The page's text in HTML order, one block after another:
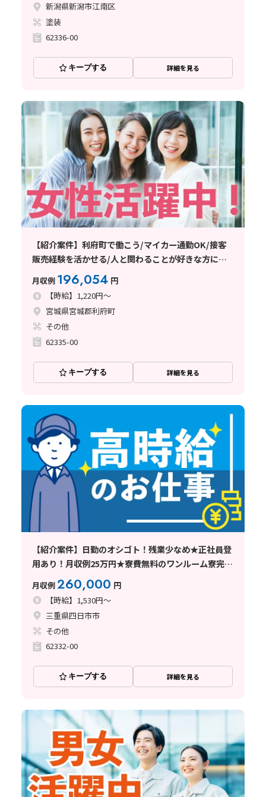
新潟県新潟市江南区
塗装
62336-00
キープする 詳細を見る
【紹介案件】利府町で働こう/マイカー通勤OK/接客
販売経験を活かせる/人と関わることが好きな方にオ
月収例 196,054 円
【時給】1,220円～
宮城県宮城郡利府町
その他
62335-00
キープする 詳細を見る
【紹介案件】日勤のオシゴト！残業少なめ★正社員登
用あり！月収例25万円★寮費無料のワンルーム寮完
月収例260,000 円
【時給】1,530円～
三重県四日市市
その他
62332-00
キープする 詳細を見る